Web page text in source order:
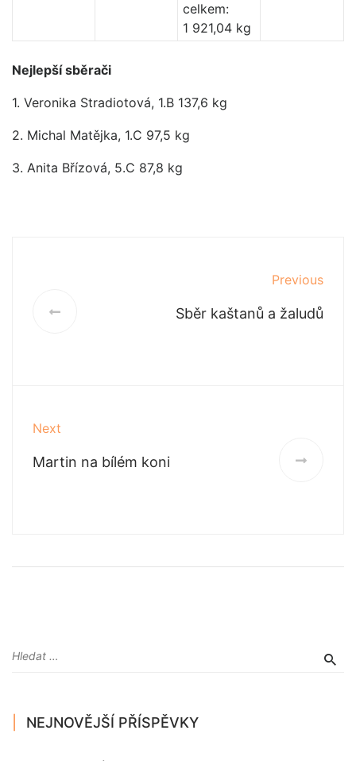
celkem:
1 921,04 kg
Nejlepší sběrači
1. Veronika Stradiotová, 1.B 137,6 kg
2. Michal Matějka, 1.C 97,5 kg
3. Anita Břízová, 5.C 87,8 kg
Previous
Sběr kaštanů a žaludů
Next
Martin na bílém koni
NEJNOVĚJŠÍ PŘÍSPĚVKY